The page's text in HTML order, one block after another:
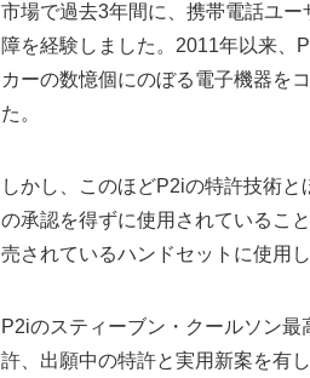
市場で過去3年間に、携帯電話ユ
障を経験しました。2011年以来、
カーの数憶個にのぼる電子機器を
た。
しかし、このほどP2iの特許技術
の承認を得ずに使用されているこ
売されているハンドセットに使用し
P2iのスティーブン・クールソン
許、出願中の特許と実用新案を有